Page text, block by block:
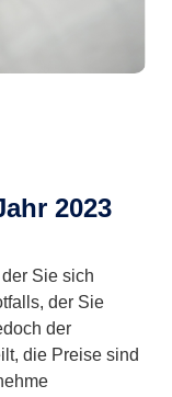
2023
Sie sich
der Sie
der
die Preise sind